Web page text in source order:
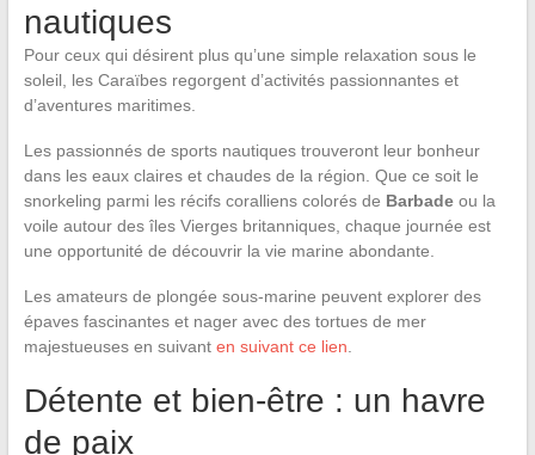
nautiques
Pour ceux qui désirent plus qu’une simple relaxation sous le
soleil, les Caraïbes regorgent d’activités passionnantes et
d’aventures maritimes.
Les passionnés de sports nautiques trouveront leur bonheur
dans les eaux claires et chaudes de la région. Que ce soit le
snorkeling parmi les récifs coralliens colorés de Barbadeou la
voile autour des îles Vierges britanniques, chaque journée est
une opportunité de découvrir la vie marine abondante.
Les amateurs de plongée sous-marine peuvent explorer des
épaves fascinantes et nager avec des tortues de mer
majestueuses en suivant en suivant ce lien
Détente et bien-être : un havre
de paix